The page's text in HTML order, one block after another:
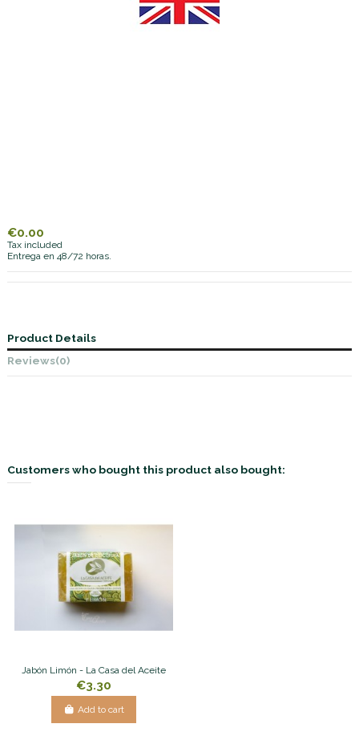
€0.00
Tax included
Entrega en 48/72 horas.
Product Details
Reviews(0)
Customers who bought this product also bought:
Jabón Limón - La Casa del Aceite
€3.30
Add to cart